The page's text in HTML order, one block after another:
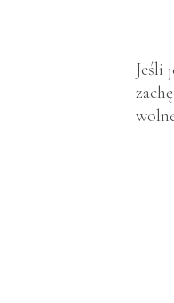
Jeśli